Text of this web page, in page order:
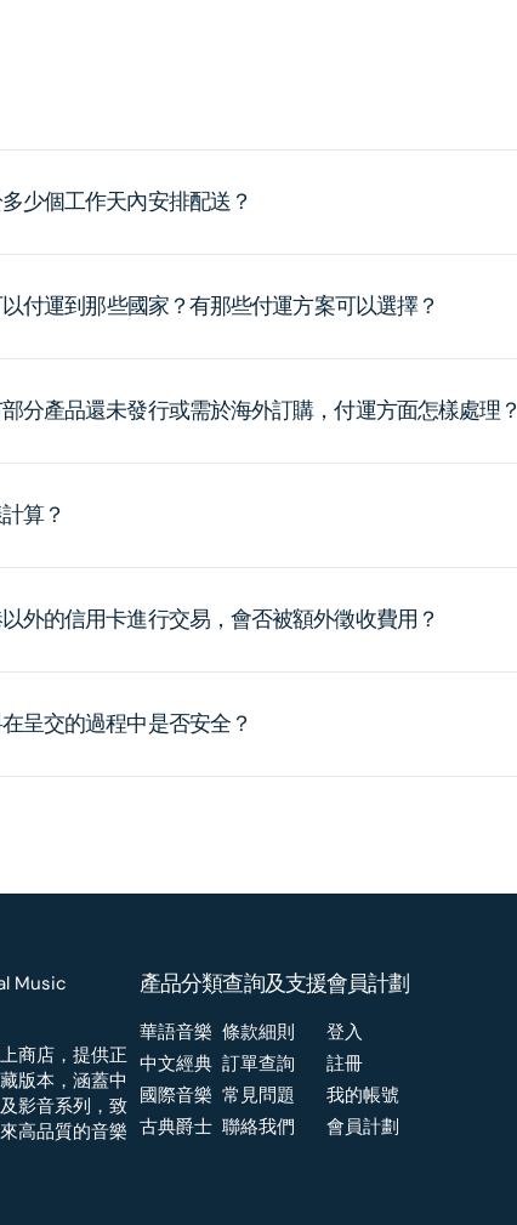
少個工作天內安排配送？
付運到那些國家？有那些付運方案可以選擇？
分產品還未發行或需於海外訂購，付運方面怎樣處理？
算？
外的信用卡進行交易，會否被額外徵收費用？
呈交的過程中是否安全？
商店，提供正
版本，涵蓋中
影音系列，致
高品質的音樂
產品分類
華語音樂
中文經典
國際音樂
古典爵士
查詢及支援
條款細則
訂單查詢
常見問題
聯絡我們
會員計劃
登入
註冊
我的帳號
會員計劃